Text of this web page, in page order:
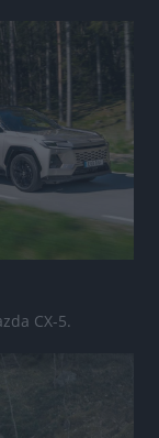
CX-5.